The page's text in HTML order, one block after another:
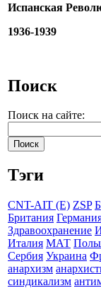
Испанская
1936-1939
Поиск
Поиск на сайте:
Тэги
CNT-AIT (E) ZSP
Британия
Здравоохранение
Италия МАТ
Сербия Украина
анархизм
синдикализм